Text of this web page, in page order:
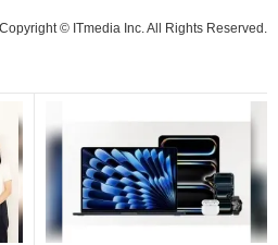
Copyright © ITmedia Inc. All Rights Reserved.